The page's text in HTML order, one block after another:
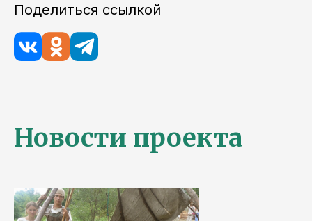
Поделиться ссылкой
Новости проекта